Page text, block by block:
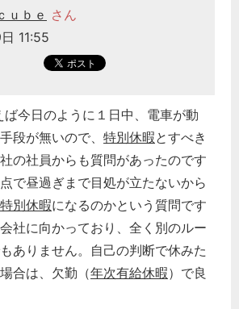
ｕｂｅ さん
11:55
今日のように１日中、電車が動
段が無いので、 特別休暇とすべき
の社員からも質問があったのです
で昼過ぎまで目処が立たないから
特別休暇になるのかという質問です
社に向かっており、全く別のルー
ありません。自己の判断で休みた
合は、欠勤（年次有給休暇）で良
ゴリーに投稿しますか？
ください